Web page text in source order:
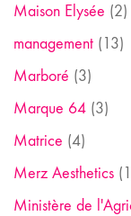
Maison Elysée (2)
management (13)
Marboré (3)
Marque 64 (3)
Matrice (4)
Merz Aesthetics
Ministère de